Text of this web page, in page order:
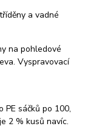
a vadné
na pohledové
Vyspravovací
PE sáčků po 100,
2 % kusů navíc.